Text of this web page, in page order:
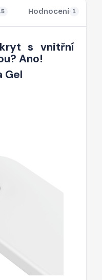
Hodnocení 1
s vnitřní
Ano!
Gel